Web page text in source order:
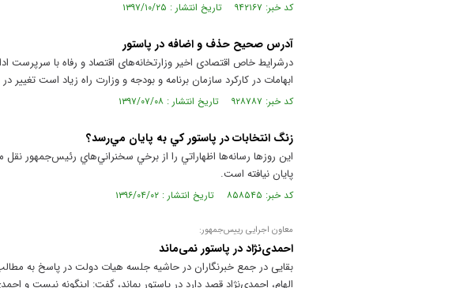
کد خبر: ۹۴۲۱۶۷ تاریخ انتشار : ۱۳۹۷/۱۰/۲۵
آدرس صحیح حذف و اضافه در پاستور
درشرایط خاص اقتصادی اخیر وزارتخانه‌های اقتصاد و رفاه با
ابهامات در کارکرد سازمان برنامه و بودجه و وزارت راه زیاد است
کد خبر: ۹۲۸۷۸۷ تاریخ انتشار : ۱۳۹۷/۰۷/۰۸
زنگ انتخابات در پاستور كي به پايان مي‌رسد؟
اين روزها رسانه‌ها اظهاراتي را از برخي سخنراني‌هاي رئيس‌جمهور
پايان نيافته است.
کد خبر: ۸۵۸۵۴۵ تاریخ انتشار : ۱۳۹۶/۰۴/۰۲
معاون اجرایی رییس‌جمهور:
احمدی‌نژاد در پاستور نمی‌ماند
بقایی در جمع خبرنگاران در حاشیه جلسه هیات دولت در پاسخ به مطالب
الهام، احمدی‌نژاد قصد دارد در پاستور بماند، گفت: اینگونه نیست و